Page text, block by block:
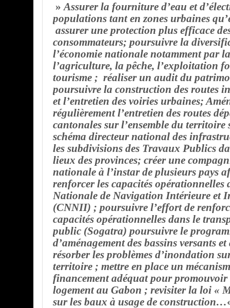
» Assurer la fourniture d’eau et
populations tant en zones urbaines
assurer une protection plus efficace
consommateurs; poursuivre la
l’économie nationale notamment par
l’agriculture, la pêche, l’exploitation
tourisme ; réaliser un audit du
poursuivre la construction des routes
et l’entretien des voiries urbaines;
régulièrement l’entretien des routes
cantonales sur l’ensemble du territoire
schéma directeur national des
les subdivisions des Travaux Publics
lieux des provinces; créer une
nationale à l’instar de plusieurs pays
renforcer les capacités opérationnelles
Nationale de Navigation Intérieure et
(CNNII) ; poursuivre l’effort de
capacités opérationnelles dans le
public (Sogatra) poursuivre le
d’aménagement des bassins versants
résorber les problèmes d’inondation
territoire ; mettre en place un
financement adéquat pour
logement au Gabon ; revisiter la loi «
sur les baux à usage de construction…